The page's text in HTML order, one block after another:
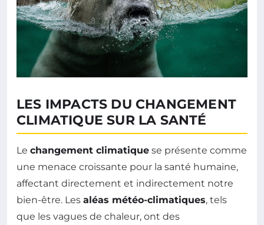
LES IMPACTS DU CHANGEMENT
CLIMATIQUE SUR LA SANTÉ
Le changement climatique se présente comme
une menace croissante pour la santé humaine,
affectant directement et indirectement notre
bien-être. Les aléas météo-climatiques, tels
que les vagues de chaleur, ont des